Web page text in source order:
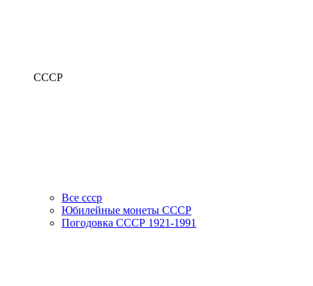
СССР
Все ссср
Юбилейные монеты СССР
Погодовка СССР 1921-1991